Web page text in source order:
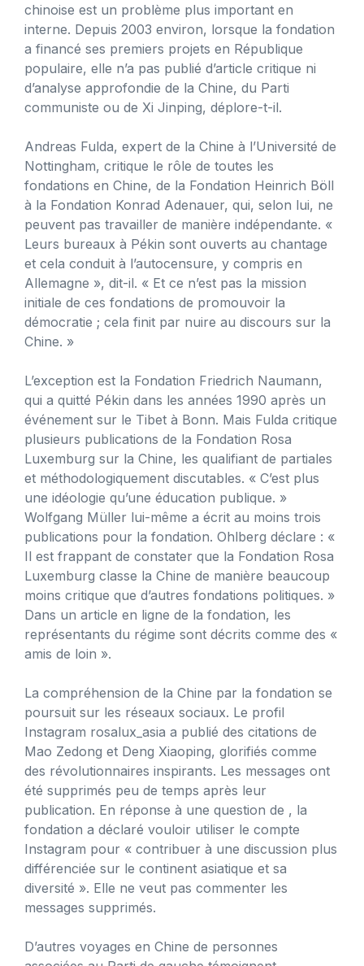
chinoise est un problème plus important en
interne. Depuis 2003 environ, lorsque la fondation
a financé ses premiers projets en République
populaire, elle n’a pas publié d’article critique ni
d’analyse approfondie de la Chine, du Parti
communiste ou de Xi Jinping, déplore-t-il.
Andreas Fulda, expert de la Chine à l’Université de
Nottingham, critique le rôle de toutes les
fondations en Chine, de la Fondation Heinrich Böll
à la Fondation Konrad Adenauer, qui, selon lui, ne
peuvent pas travailler de manière indépendante. «
Leurs bureaux à Pékin sont ouverts au chantage
et cela conduit à l’autocensure, y compris en
Allemagne », dit-il. « Et ce n’est pas la mission
initiale de ces fondations de promouvoir la
démocratie ; cela finit par nuire au discours sur la
Chine. »
L’exception est la Fondation Friedrich Naumann,
qui a quitté Pékin dans les années 1990 après un
événement sur le Tibet à Bonn. Mais Fulda critique
plusieurs publications de la Fondation Rosa
Luxemburg sur la Chine, les qualifiant de partiales
et méthodologiquement discutables. « C’est plus
une idéologie qu’une éducation publique. »
Wolfgang Müller lui-même a écrit au moins trois
publications pour la fondation. Ohlberg déclare : «
Il est frappant de constater que la Fondation Rosa
Luxemburg classe la Chine de manière beaucoup
moins critique que d’autres fondations politiques. »
Dans un article en ligne de la fondation, les
représentants du régime sont décrits comme des «
amis de loin ».
La compréhension de la Chine par la fondation se
poursuit sur les réseaux sociaux. Le profil
Instagram rosalux_asia a publié des citations de
Mao Zedong et Deng Xiaoping, glorifiés comme
des révolutionnaires inspirants. Les messages ont
été supprimés peu de temps après leur
publication. En réponse à une question de , la
fondation a déclaré vouloir utiliser le compte
Instagram pour « contribuer à une discussion plus
différenciée sur le continent asiatique et sa
diversité ». Elle ne veut pas commenter les
messages supprimés.
D’autres voyages en Chine de personnes